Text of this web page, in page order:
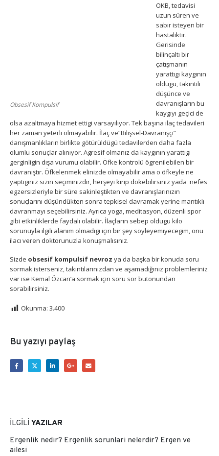
Obsesif Kompulsif
OKB, tedavisi
uzun süren ve
sabır isteyen bir
hastalıktır.
Gerisinde
bilinçaltı bir
çatışmanın
yarattıgı kaygının
oldugu, takıntılı
düşünce ve
davranışların bu
kaygıyı geçici de
olsa azaltmaya hizmet ettigi varsayılıyor. Tek başına ilaç tedavileri
her zaman yeterli olmayabilir. İlaç ve“Bilişsel-Davranışçı”
danışmanlıkların birlikte götürüldügü tedavilerden daha fazla
olumlu sonuçlar alınıyor. Agresif olmanız da kaygının yarattıgı
gerginligin dışa vurumu olabilir. Öfke kontrolü ögrenilebilen bir
davranıştır. Öfkelenmek elinizde olmayabilir ama o öfkeyle ne
yaptıgınız sizin seçiminizdir, herşeyi kırıp dökebilirsiniz yada nefes
egzersizleriyle bir süre sakinleştikten ve davranışlarınızın
sonuçlarını düşündükten sonra tepkisel davramak yerine mantıklı
davranmayı seçebilirsiniz. Ayrıca yoga, meditasyon, düzenli spor
gibi etkinliklerde faydalı olabilir. İlaçların sebep oldugu kilo
sorunuyla ilgili alanım olmadıgı için bir şey söyleyemiyecegim, onu
ilacı veren doktorunuzla konuşmalısınız.
Sizde obsesif kompulsif nevroz ya da başka bir konuda soru
sormak isterseniz, takıntılarınızdan ve aşamadığınız problemleriniz
var ise Kemal Özcan’a sormak için soru sor butonundan
sorabilirsiniz.
Okunma: 3.400
Bu yazıyı paylaş
İLGILI YAZILAR
Ergenlik nedir? Ergenlik sorunlari nelerdir? Ergen ve
ailesi